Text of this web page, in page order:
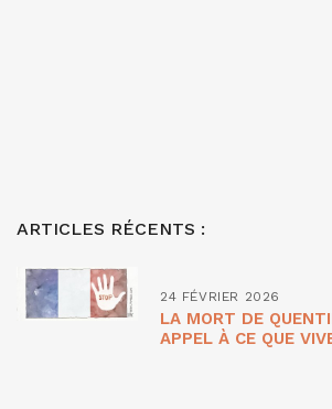
ARTICLES RÉCENTS :
24 FÉVRIER 2026
LA MORT DE
APPEL À CE QUE